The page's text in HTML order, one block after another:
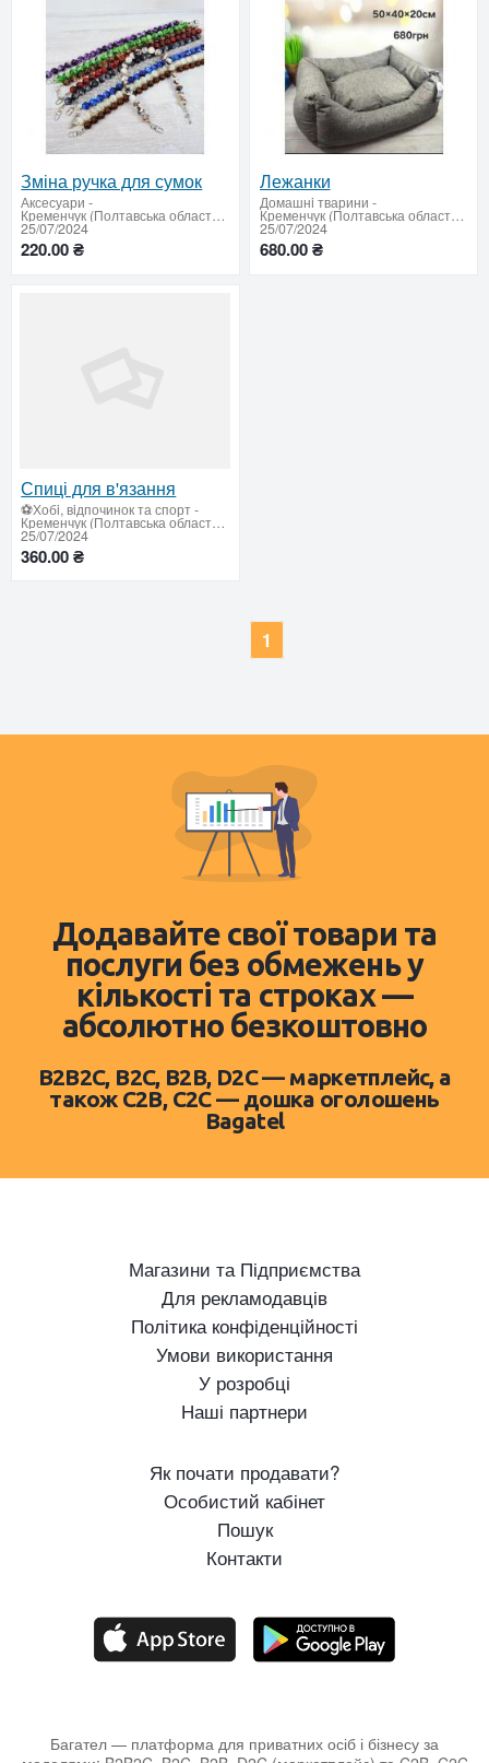
Зміна ручка для сумок
Аксесуари -
Кременчук (Полтавська область: продати купити)
25/07/2024
220.00 ₴
Лежанки
Домашнi тварини -
Кременчук (Полтавська область: продати купити)
25/07/2024
680.00 ₴
Спиці для в'язання
⚽Хобi, вiдпочинок та спорт-
Кременчук (Полтавська область: продати купити)
25/07/2024
360.00 ₴
1
Додавайте свої товари та
послуги без обмежень у
кількості та строках —
абсолютно безкоштовно
B2B2C, B2C, B2B, D2C — маркетплейс, а
також C2B, C2C — дошка оголошень
Bagatel
Магазини та Підприємства
Для рекламодавців
Політика конфіденційності
Умови використання
У розробці
Наші партнери
Як почати продавати?
Особистий кабінет
Пошук
Контакти
Багател — платформа для приватних осіб і бізнесу за